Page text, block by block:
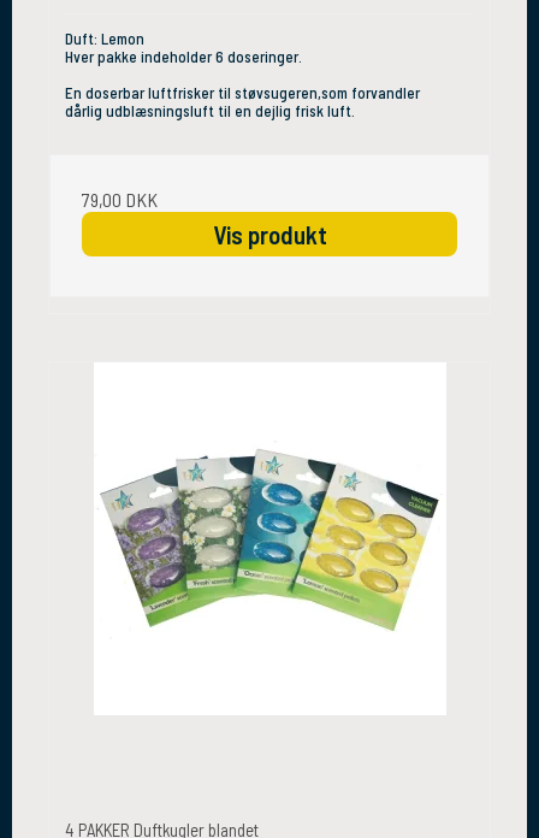
Duft: Lemon
Hver pakke indeholder 6 doseringer.
En doserbar luftfrisker til støvsugeren,som forvandler
dårlig udblæsningsluft til en dejlig frisk luft.
79,00 DKK
Vis produkt
4 PAKKER Duftkugler blandet